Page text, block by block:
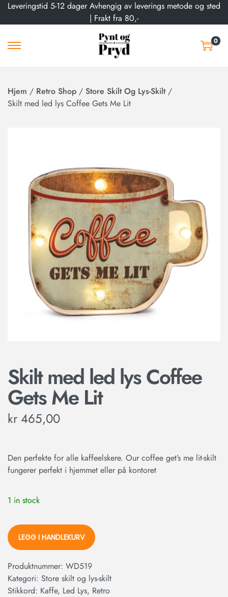
Leveringstid 5-12 dager Avhengig av leverings metode og sted
| Frakt fra 80,-
0
Hjem / Retro Shop / Store Skilt Og Lys-Skilt /
Skilt med led lys Coffee Gets Me Lit
Skilt med led lys Coffee
Gets Me Lit
kr 465,00
Den perfekte for alle kaffeelskere. Our coffee get’s me lit-skilt
fungerer perfekt i hjemmet eller på kontoret
1 in stock
LEGG I HANDLEKURV
Produktnummer: WD519
Kategori: Store skilt og lys-skilt
Stikkord: Kaffe, Led Lys, Retro